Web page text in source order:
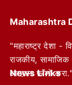
Maharashtra
"महाराष्ट्र देशा -
राजकीय, सामाजिक
आम्हाला फॉलो करा."
News Links